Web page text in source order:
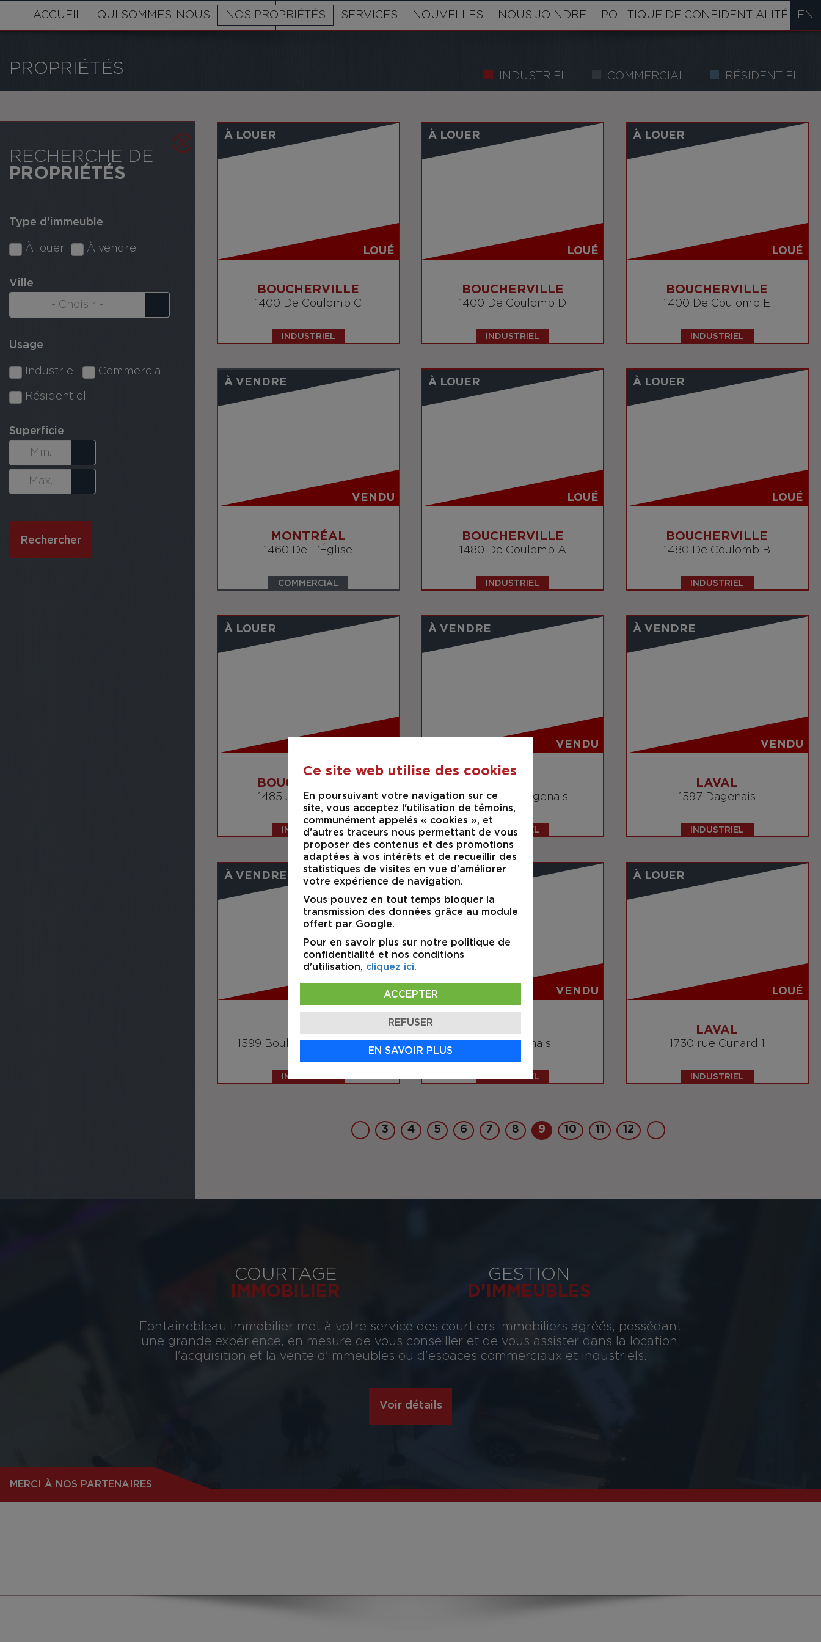
ACCUEIL QUI SOMMES-NOUS NOS PROPRIÉTÉS SERVICES NOUVELLES NOUS JOINDRE POLITIQUE DE CONFIDENTIALITÉ EN
PROPRIÉTÉS INDUSTRIEL COMMERCIAL RÉSIDENTIEL
RECHERCHE DE
PROPRIÉTÉS
Type d'immeuble
À louer À vendre
Ville
Usage
Industriel Commercial
Résidentiel
Superficie
Rechercher
À LOUER
LOUÉ
BOUCHERVILLE
1400 De Coulomb C
INDUSTRIEL
À LOUER
LOUÉ
BOUCHERVILLE
1400 De Coulomb D
INDUSTRIEL
À LOUER
LOUÉ
BOUCHERVILLE
1400 De Coulomb E
INDUSTRIEL
À VENDRE
VENDU
MONTRÉAL
1460 De L'Église
COMMERCIAL
À LOUER
LOUÉ
BOUCHERVILLE
1480 De Coulomb A
INDUSTRIEL
À LOUER
LOUÉ
BOUCHERVILLE
1480 De Coulomb B
INDUSTRIEL
À LOUER
BOUCHERVILLE
1485 Joliot Curie D
INDUSTRIEL
À VENDRE
VENDU
LAVAL
1591 à 1603 Dagenais
INDUSTRIEL
À VENDRE
VENDU
LAVAL
1597 Dagenais
INDUSTRIEL
À VENDRE
VENDU
1599 Boul. Dagenais Ouest
INDUSTRIEL
À VENDRE
VENDU
LAVAL
1599 Dagenais
INDUSTRIEL
À LOUER
LOUÉ
LAVAL
1730 rue Cunard 1
INDUSTRIEL
3 4 5 6 7 8 9 10 11 12
COURTAGE
IMMOBILIER
GESTION
D'IMMEUBLES
Fontainebleau Immobilier met à votre service des courtiers immobiliers agréés, possédant
une grande expérience, en mesure de vous conseiller et de vous assister dans la location,
l'acquisition et la vente d'immeubles ou d'espaces commerciaux et industriels.
Voir détails
MERCI À NOS PARTENAIRES
Ce site web utilise des cookies
En poursuivant votre navigation sur ce
site, vous acceptez l'utilisation de témoins,
communément appelés « cookies », et
d'autres traceurs nous permettant de vous
proposer des contenus et des promotions
adaptées à vos intérêts et de recueillir des
statistiques de visites en vue d'améliorer
votre expérience de navigation.
Vous pouvez en tout temps bloquer la
transmission des données grâce au module
offert par Google.
Pour en savoir plus sur notre politique de
confidentialité et nos conditions
d'utilisation, cliquez ici.
ACCEPTER
REFUSER
EN SAVOIR PLUS